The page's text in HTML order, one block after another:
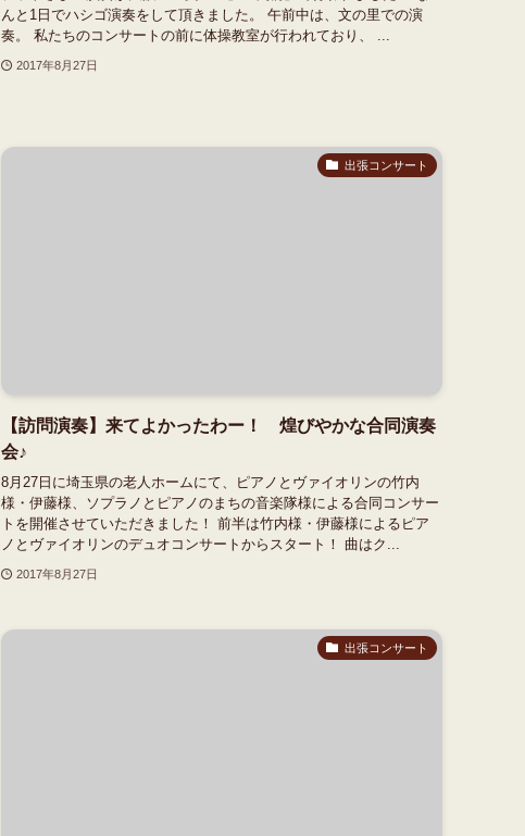
んと1日でハシゴ演奏をして頂きました。 午前中は、文の里での演
奏。 私たちのコンサートの前に体操教室が行われており、 ...
2017年8月27日
出張コンサート
【訪問演奏】来てよかったわー！ 煌びやかな合同演奏
会♪
8月27日に埼玉県の老人ホームにて、ピアノとヴァイオリンの竹内
様・伊藤様、ソプラノとピアノのまちの音楽隊様による合同コンサー
トを開催させていただきました！ 前半は竹内様・伊藤様によるピア
ノとヴァイオリンのデュオコンサートからスタート！ 曲はク...
2017年8月27日
出張コンサート